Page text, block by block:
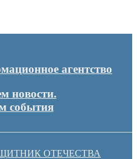
агентство
новости.
события
ОТЕЧЕСТВА